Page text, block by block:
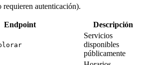
autenticación).
Endpoint Descripción
Servicios
disponibles
públicamente